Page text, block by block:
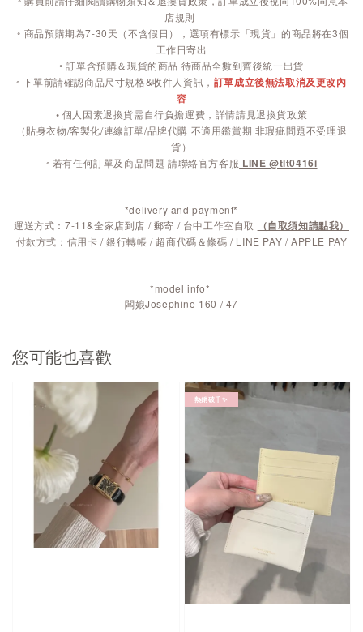
店規則
◦ 商品預購期為7-30天（不含假日），選項有標示「現貨」的商品將在3個
工作日寄出
◦ 訂單含預購＆現貨的商品 待商品全數到齊後統一出貨
◦ 下單前請確認商品尺寸規格&收件人資訊， 訂單成立後無法取消及更改內
容
◦ 個人因素退換貨需自行負擔運費，詳情請見退換貨政策
（貼身衣物/客製化/連線訂單/品牌代購 不適用鑑賞期 非瑕疵問題不受理退
貨）
◦ 若有任何訂單及商品問題 請聯絡官方客服 LINE @tlt0416i
*delivery and payment*
運送方式：7-11&全家店到店 / 郵寄 / 台中工作室自取
（自取須知請點我）
付款方式：信用卡 / 銀行轉帳 / 超商代碼＆條碼 / LINE PAY / APPLE PAY
*model info*
闆娘Josephine 160 / 47
您可能也喜歡
熱銷破千✨